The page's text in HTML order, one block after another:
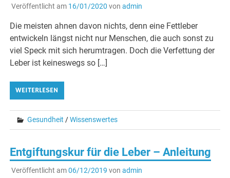
Veröffentlicht am 16/01/2020 von admin
Die meisten ahnen davon nichts, denn eine Fettleber
entwickeln längst nicht nur Menschen, die auch sonst zu
viel Speck mit sich herumtragen. Doch die Verfettung der
Leber ist keineswegs so […]
WEITERLESEN
Gesundheit /Wissenswertes
Entgiftungskur für die Leber – Anleitung
Veröffentlicht am06/12/2019 von admin